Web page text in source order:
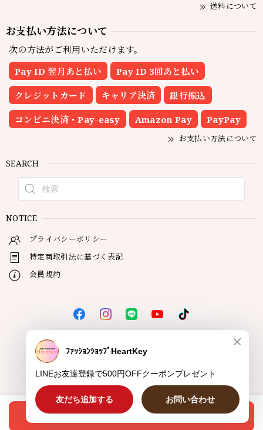
送料について
お支払い方法について
次の方法がご利用いただけます。
Pay ID 翌月あと払い
Pay ID 3回あと払い
クレジットカード キャリア決済 銀行振込
コンビニ決済・Pay-easy Amazon Pay PayPay
お支払い方法について
SEARCH
NOTICE
プライバシーポリシー
特定商取引法に基づく表記
会員規約
© HeartKey
オプションを選択